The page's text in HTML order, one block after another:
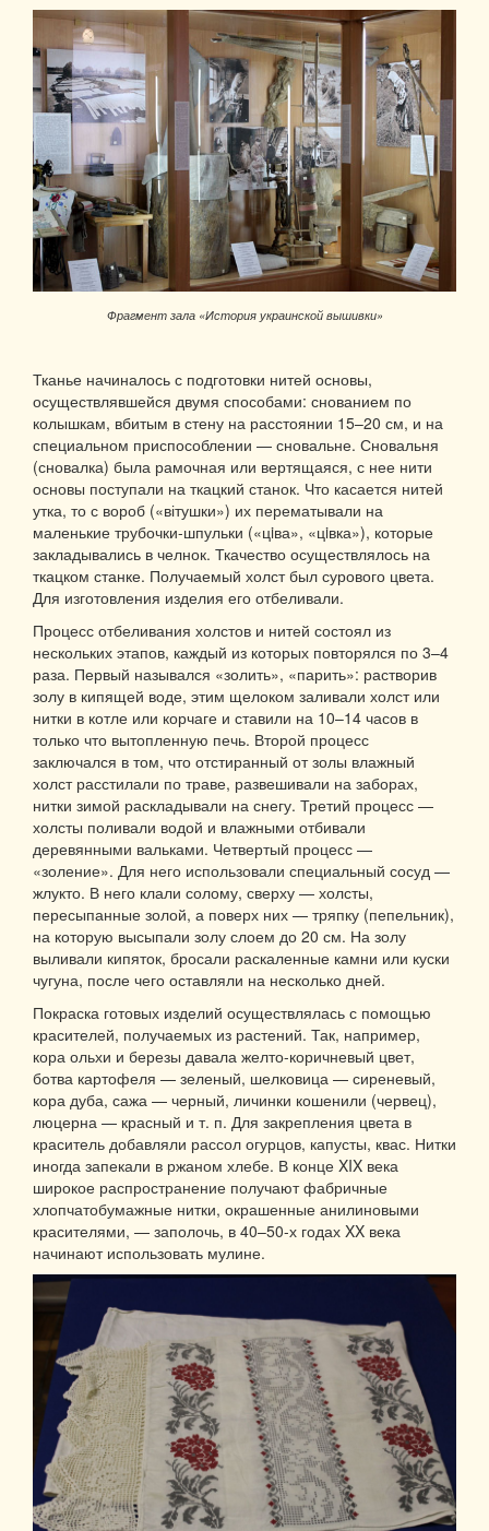
Фрагмент зала «История украинской вышивки»
Тканье начиналось с подготовки нитей основы,
осуществлявшейся двумя способами: снованием по
колышкам, вбитым в стену на расстоянии 15–20 см, и на
специальном приспособлении — сновальне. Сновальня
(сновалка) была рамочная или вертящаяся, с нее нити
основы поступали на ткацкий станок. Что касается нитей
утка, то с вороб («вітушки») их перематывали на
маленькие трубочки-шпульки («цiва», «цiвка»), которые
закладывались в челнок. Ткачество осуществлялось на
ткацком станке. Получаемый холст был сурового цвета.
Для изготовления изделия его отбеливали.
Процесс отбеливания холстов и нитей состоял из
нескольких этапов, каждый из которых повторялся по 3–4
раза. Первый назывался «золить», «парить»: растворив
золу в кипящей воде, этим щелоком заливали холст или
нитки в котле или корчаге и ставили на 10–14 часов в
только что вытопленную печь. Второй процесс
заключался в том, что отстиранный от золы влажный
холст расстилали по траве, развешивали на заборах,
нитки зимой раскладывали на снегу. Третий процесс —
холсты поливали водой и влажными отбивали
деревянными вальками. Четвертый процесс —
«золение». Для него использовали специальный сосуд —
жлукто. В него клали солому, сверху — холсты,
пересыпанные золой, а поверх них — тряпку (пепельник),
на которую высыпали золу слоем до 20 см. На золу
выливали кипяток, бросали раскаленные камни или куски
чугуна, после чего оставляли на несколько дней.
Покраска готовых изделий осуществлялась с помощью
красителей, получаемых из растений. Так, например,
кора ольхи и березы давала желто-коричневый цвет,
ботва картофеля — зеленый, шелковица — сиреневый,
кора дуба, сажа — черный, личинки кошенили (червец),
люцерна — красный и т. п. Для закрепления цвета в
краситель добавляли рассол огурцов, капусты, квас. Нитки
иногда запекали в ржаном хлебе. В конце XIX века
широкое распространение получают фабричные
хлопчатобумажные нитки, окрашенные анилиновыми
красителями, — заполочь, в 40–50-х годах XX века
начинают использовать мулине.